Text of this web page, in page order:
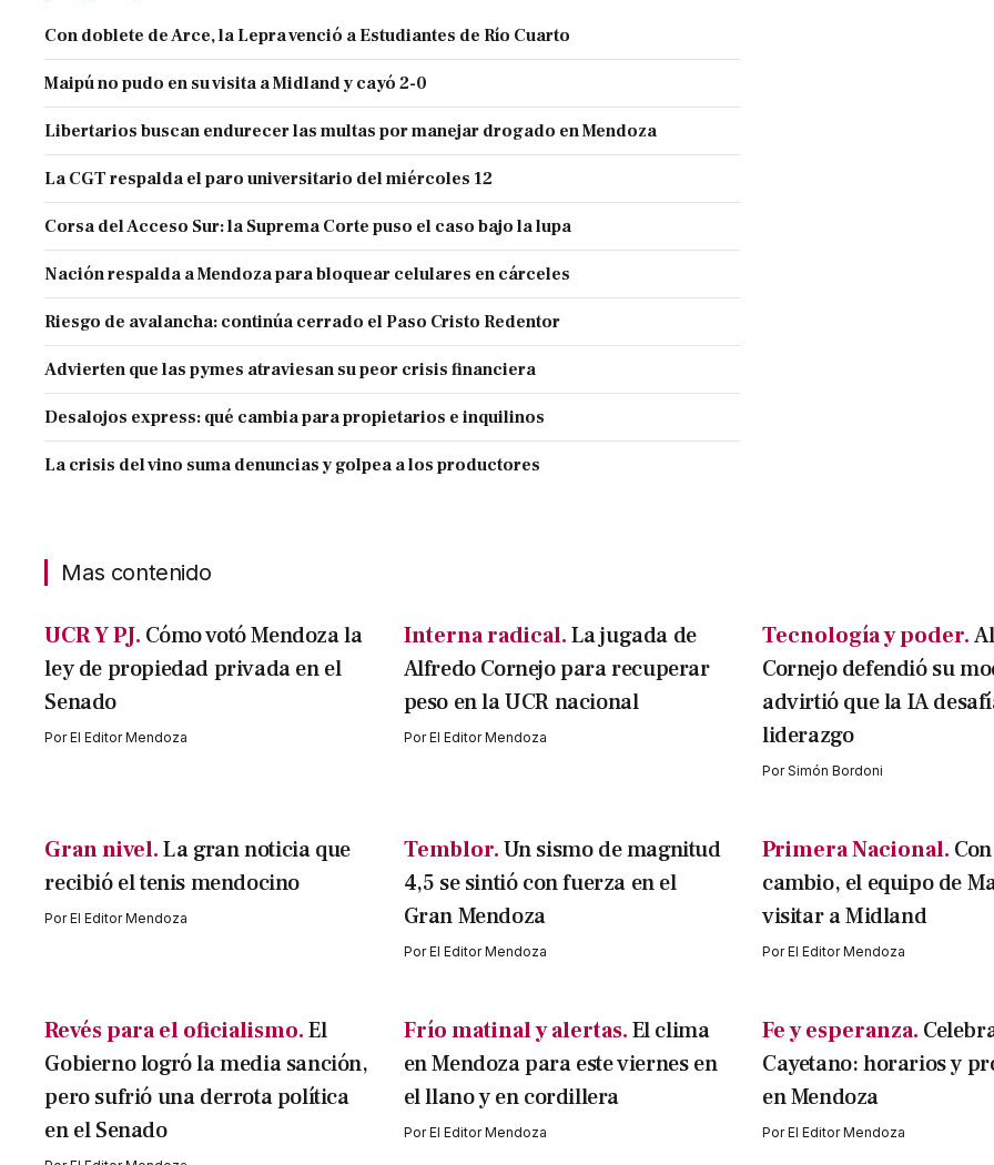
Con doblete de Arce, la Lepra venció a Estudiantes de Río Cuarto
Maipú no pudo en su visita a Midland y cayó 2-0
Libertarios buscan endurecer las multas por manejar drogado en Mendoza
La CGT respalda el paro universitario del miércoles 12
Corsa del Acceso Sur: la Suprema Corte puso el caso bajo la lupa
Nación respalda a Mendoza para bloquear celulares en cárceles
Riesgo de avalancha: continúa cerrado el Paso Cristo Redentor
Advierten que las pymes atraviesan su peor crisis financiera
Desalojos express: qué cambia para propietarios e inquilinos
La crisis del vino suma denuncias y golpea a los productores
Mas contenido
UCR Y PJ. Cómo votó Mendoza la
ley de propiedad privada en el
Senado
PorEl Editor Mendoza
Interna radical.La jugada de
Alfredo Cornejo para recuperar
peso en la UCR nacional
PorEl Editor Mendoza
Tecnología y poder.
Cornejo defendió su
advirtió que la IA
liderazgo
PorSimón Bordoni
Gran nivel. La gran noticia que
recibió el tenis mendocino
PorEl Editor Mendoza
Temblor.Un sismo de magnitud
4,5 se sintió con fuerza en el
Gran Mendoza
PorEl Editor Mendoza
Primera Nacional.
cambio, el equipo de
visitar a Midland
PorEl Editor Mendoza
Revés para el oficialismo. El
Gobierno logró la media sanción,
pero sufrió una derrota política
en el Senado
Frío matinal y alertas.El clima
en Mendoza para este viernes en
el llano y en cordillera
PorEl Editor Mendoza
Fe y esperanza.
Cayetano: horarios y
en Mendoza
PorEl Editor Mendoza